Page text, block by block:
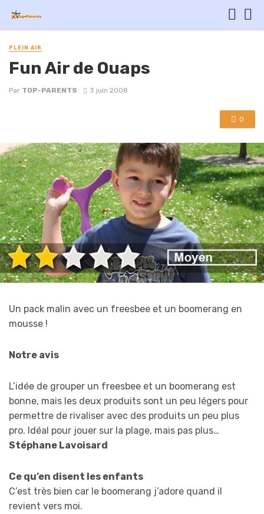
PLEIN AIR
Fun Air de Ouaps
Par TOP-PARENTS 3 juin 2008
0
Un pack malin avec un freesbee et un boomerang en
mousse !
Notre avis
L’idée de grouper un freesbee et un boomerang est
bonne, mais les deux produits sont un peu légers pour
permettre de rivaliser avec des produits un peu plus
pro. Idéal pour jouer sur la plage, mais pas plus…
Stéphane Lavoisard
Ce qu’en disent les enfants
C’est très bien car le boomerang j’adore quand il
revient vers moi.